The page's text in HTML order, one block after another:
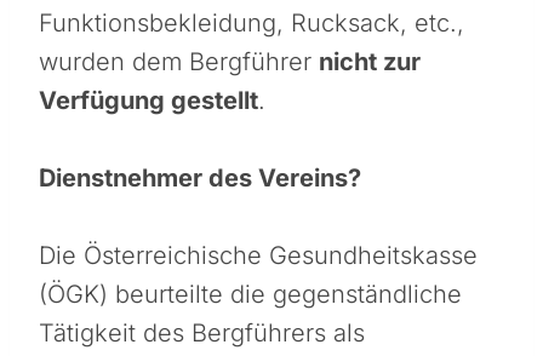
Funktionsbekleidung, Rucksack, etc.,
wurden dem Bergführer nicht zur
Verfügung gestellt.
Dienstnehmer des Vereins?
Die Österreichische Gesundheitskasse
(ÖGK) beurteilte die gegenständliche
Tätigkeit des Bergführers als